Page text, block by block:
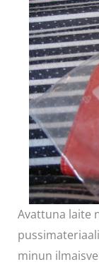
Avattuna laite
minun